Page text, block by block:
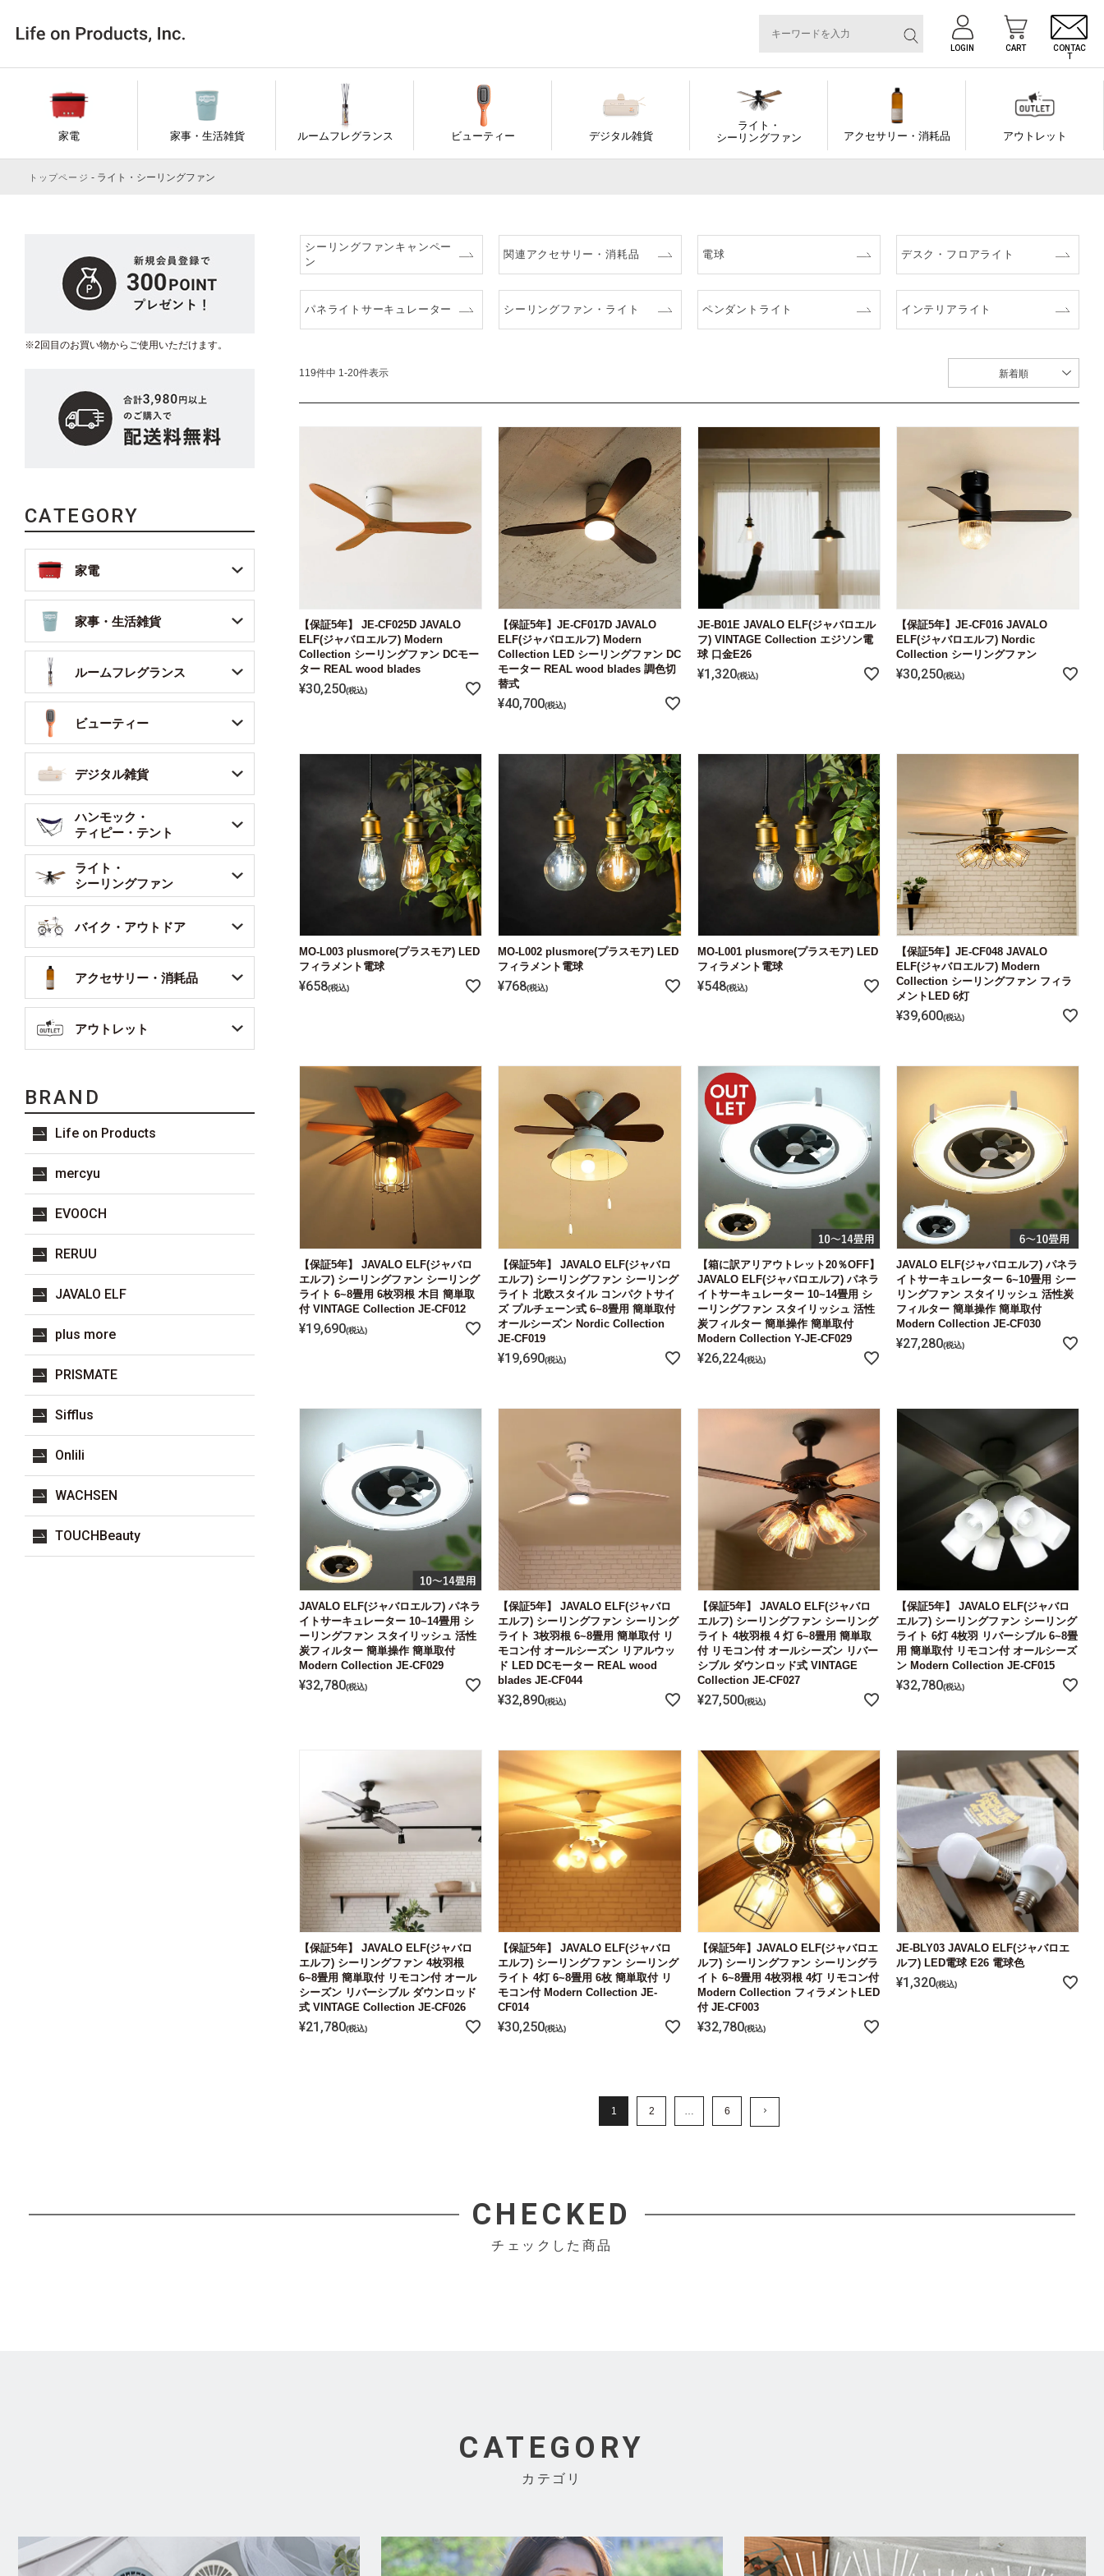
LOGIN CART
CONTAC
T
家電 家事・生活雑貨 ルームフレグランス ビューティー デジタル雑貨
ライト・
シーリングファン
アクセサリー・消耗品 アウトレット
トップページ ライト・シーリングファン
※2回目のお買い物からご使用いただけます。
CATEGORY
家電
家事・生活雑貨
ルームフレグランス
ビューティー
デジタル雑貨
ハンモック・
ティピー・テント
ライト・
シーリングファン
バイク・アウトドア
アクセサリー・消耗品
アウトレット
BRAND
Life on Products
mercyu
EVOOCH
RERUU
JAVALO ELF
plus more
PRISMATE
Sifflus
Onlili
WACHSEN
TOUCHBeauty
シーリングファンキャンペー
ン
関連アクセサリー・消耗品 電球 デスク・フロアライト
パネライトサーキュレーター シーリングファン・ライト ペンダントライト インテリアライト
新着順
119件中 1-20件表示
【保証5年】 JE-CF025D JAVALO
ELF(ジャバロエルフ) Modern
Collection シーリングファン DCモー
ター REAL wood blades
¥30,250 税込
【保証5年】JE-CF017D JAVALO
ELF(ジャバロエルフ) Modern
Collection LED シーリングファン DC
モーター REAL wood blades 調色切
替式
¥40,700 税込
JE-B01E JAVALO ELF(ジャバロエル
フ) VINTAGE Collection エジソン電
球 口金E26
¥1,320 税込
【保証5年】JE-CF016 JAVALO
ELF(ジャバロエルフ) Nordic
Collection シーリングファン
¥30,250 税込
MO-L003 plusmore(プラスモア) LED
フィラメント電球
¥658 税込
MO-L002 plusmore(プラスモア) LED
フィラメント電球
¥768 税込
MO-L001 plusmore(プラスモア) LED
フィラメント電球
¥548 税込
【保証5年】JE-CF048 JAVALO
ELF(ジャバロエルフ) Modern
Collection シーリングファン フィラ
メントLED 6灯
¥39,600 税込
【保証5年】 JAVALO ELF(ジャバロ
エルフ) シーリングファン シーリング
ライト 6~8畳用 6枚羽根 木目 簡単取
付 VINTAGE Collection JE-CF012
¥19,690 税込
【保証5年】 JAVALO ELF(ジャバロ
エルフ) シーリングファン シーリング
ライト 北欧スタイル コンパクトサイ
ズ プルチェーン式 6~8畳用 簡単取付
オールシーズン Nordic Collection
JE-CF019
¥19,690 税込
【箱に訳アリアウトレット20％OFF】
JAVALO ELF(ジャバロエルフ) パネラ
イトサーキュレーター 10~14畳用 シ
ーリングファン スタイリッシュ 活性
炭フィルター 簡単操作 簡単取付
Modern Collection Y-JE-CF029
¥26,224 税込
JAVALO ELF(ジャバロエルフ) パネラ
イトサーキュレーター 6~10畳用 シー
リングファン スタイリッシュ 活性炭
フィルター 簡単操作 簡単取付
Modern Collection JE-CF030
¥27,280 税込
JAVALO ELF(ジャバロエルフ) パネラ
イトサーキュレーター 10~14畳用 シ
ーリングファン スタイリッシュ 活性
炭フィルター 簡単操作 簡単取付
Modern Collection JE-CF029
¥32,780 税込
【保証5年】 JAVALO ELF(ジャバロ
エルフ) シーリングファン シーリング
ライト 3枚羽根 6~8畳用 簡単取付 リ
モコン付 オールシーズン リアルウッ
ド LED DCモーター REAL wood
blades JE-CF044
¥32,890 税込
【保証5年】 JAVALO ELF(ジャバロ
エルフ) シーリングファン シーリング
ライト 4枚羽根 4 灯 6~8畳用 簡単取
付 リモコン付 オールシーズン リバー
シブル ダウンロッド式 VINTAGE
Collection JE-CF027
¥27,500 税込
【保証5年】 JAVALO ELF(ジャバロ
エルフ) シーリングファン シーリング
ライト 6灯 4枚羽 リバーシブル 6~8畳
用 簡単取付 リモコン付 オールシーズ
ン Modern Collection JE-CF015
¥32,780 税込
【保証5年】 JAVALO ELF(ジャバロ
エルフ) シーリングファン 4枚羽根
6~8畳用 簡単取付 リモコン付 オール
シーズン リバーシブル ダウンロッド
式 VINTAGE Collection JE-CF026
¥21,780 税込
【保証5年】 JAVALO ELF(ジャバロ
エルフ) シーリングファン シーリング
ライト 4灯 6~8畳用 6枚 簡単取付 リ
モコン付 Modern Collection JE-
CF014
¥30,250 税込
【保証5年】JAVALO ELF(ジャバロエ
ルフ) シーリングファン シーリングラ
イト 6~8畳用 4枚羽根 4灯 リモコン付
Modern Collection フィラメントLED
付 JE-CF003
¥32,780 税込
JE-BLY03 JAVALO ELF(ジャバロエ
ルフ) LED電球 E26 電球色
¥1,320 税込
1 2 … 6
CHECKED
チェックした商品
CATEGORY
カテゴリ